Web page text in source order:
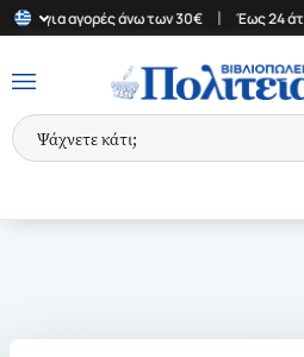
για αγορές άνω των 30€ | Έως 24